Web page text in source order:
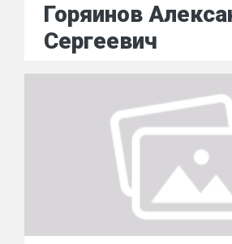
Горяинов
Сергеевич